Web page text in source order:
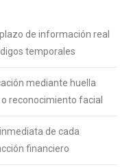
de información real
temporales
mediante huella
reconocimiento facial
de cada
financiero